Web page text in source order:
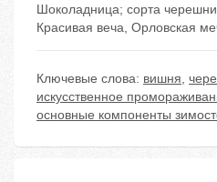
Шоколадница; сорта
Красивая веча, Орловская
Ключевые слова: вишня,
искусственное
основные компоненты